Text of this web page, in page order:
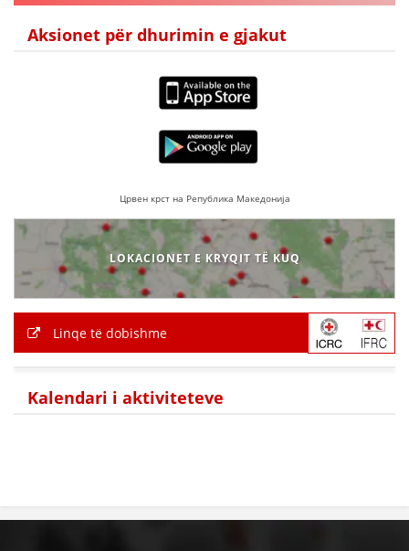
Aksionet për dhurimin e gjakut
Црвен крст на Република Македонија
LOKACIONET E KRYQIT TË KUQ
Linqe të dobishme
Kalendari i aktiviteteve